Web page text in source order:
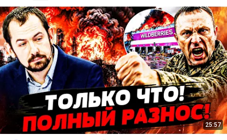
25:57